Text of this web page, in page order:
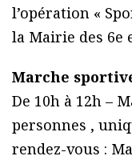
l’opération «
la Mairie des 6e
Marche
De 10h à 12h –
personnes ,
rendez-vous :